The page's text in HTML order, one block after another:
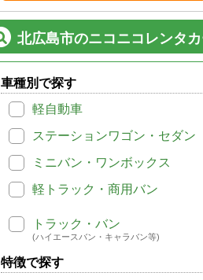
北広島市のニコニコレンタ
車種別で探す
軽自動車
ステーションワゴン・セダン
ミニバン・ワンボックス
軽トラック・商用バン
トラック・バン
(ハイエースバン・キャラバン等)
特徴で探す